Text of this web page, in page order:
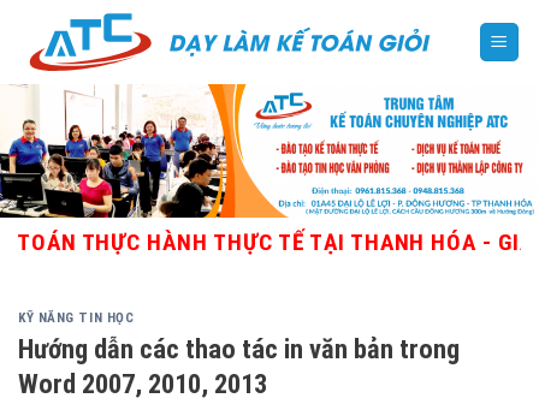
content
THỰC HÀNH THỰC TẾ TẠI THANH HÓA - GIÁO
KỸ NĂNG TIN HỌC
Hướng dẫn các thao tác in văn bản trong
Word 2007, 2010, 2013